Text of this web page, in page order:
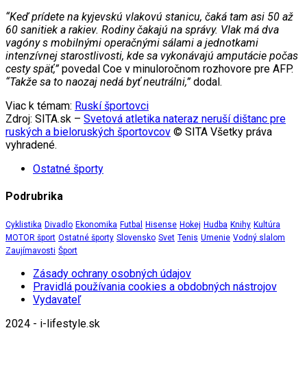
“Keď prídete na kyjevskú vlakovú stanicu, čaká tam asi 50 až
60 sanitiek a rakiev. Rodiny čakajú na správy. Vlak má dva
vagóny s mobilnými operačnými sálami a jednotkami
intenzívnej starostlivosti, kde sa vykonávajú amputácie počas
cesty späť,”povedal Coe v minuloročnom rozhovore pre AFP.
“Takže sa to naozaj nedá byť neutrálni,”dodal.
Viac k témam: Ruskí športovci
Zdroj: SITA.sk – Svetová atletika nateraz neruší dištanc pre
ruských a bieloruských športovcov © SITA Všetky práva
vyhradené.
Ostatné športy
Podrubrika
Cyklistika Divadlo Ekonomika Futbal Hisense Hokej Hudba Knihy Kultúra
MOTOR šport Ostatné športy Slovensko Svet Tenis Umenie Vodný slalom
Zaujímavosti Šport
Zásady ochrany osobných údajov
Pravidlá používania cookies a obdobných nástrojov
Vydavateľ
2024 - i-lifestyle.sk